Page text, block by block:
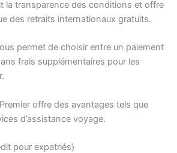
la transparence des conditions et offre
des retraits internationaux gratuits.
permet de choisir entre un paiement
frais supplémentaires pour les
offre des avantages tels que
d’assistance voyage.
pour expatriés)